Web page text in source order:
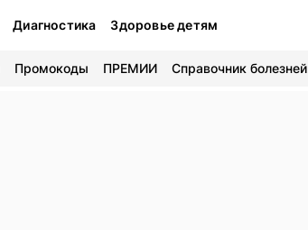
Диагностика Здоровье детям
Промокоды ПРЕМИИ Справочник болезней